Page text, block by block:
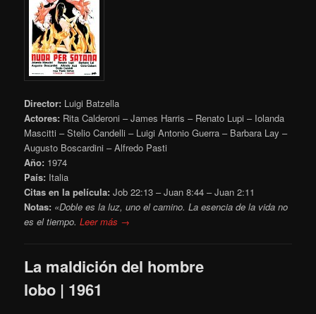
Director: Luigi Batzella
Actores: Rita Calderoni – James Harris – Renato Lupi – Iolanda
Mascitti – Stelio Candelli – Luigi Antonio Guerra – Barbara Lay –
Augusto Boscardini – Alfredo Pasti
Año: 1974
País: Italia
Citas en la película: Job 22:13 – Juan 8:44 – Juan 2:11
Notas: «Doble es la luz, uno el camino. La esencia de la vida no
es el tiempo.Leer más →
La maldición del hombre
lobo | 1961